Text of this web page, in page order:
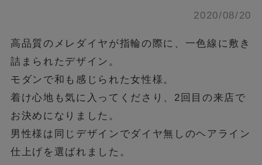
2020/08/20
高品質のメレダイヤが指輪の際に、一色線に敷き
詰まられたデザイン。
モダンで和も感じられた女性様。
着け心地も気に入ってくださり、2回目の来店で
お決めになりました。
男性様は同じデザインでダイヤ無しのヘアライン
仕上げを選ばれました。